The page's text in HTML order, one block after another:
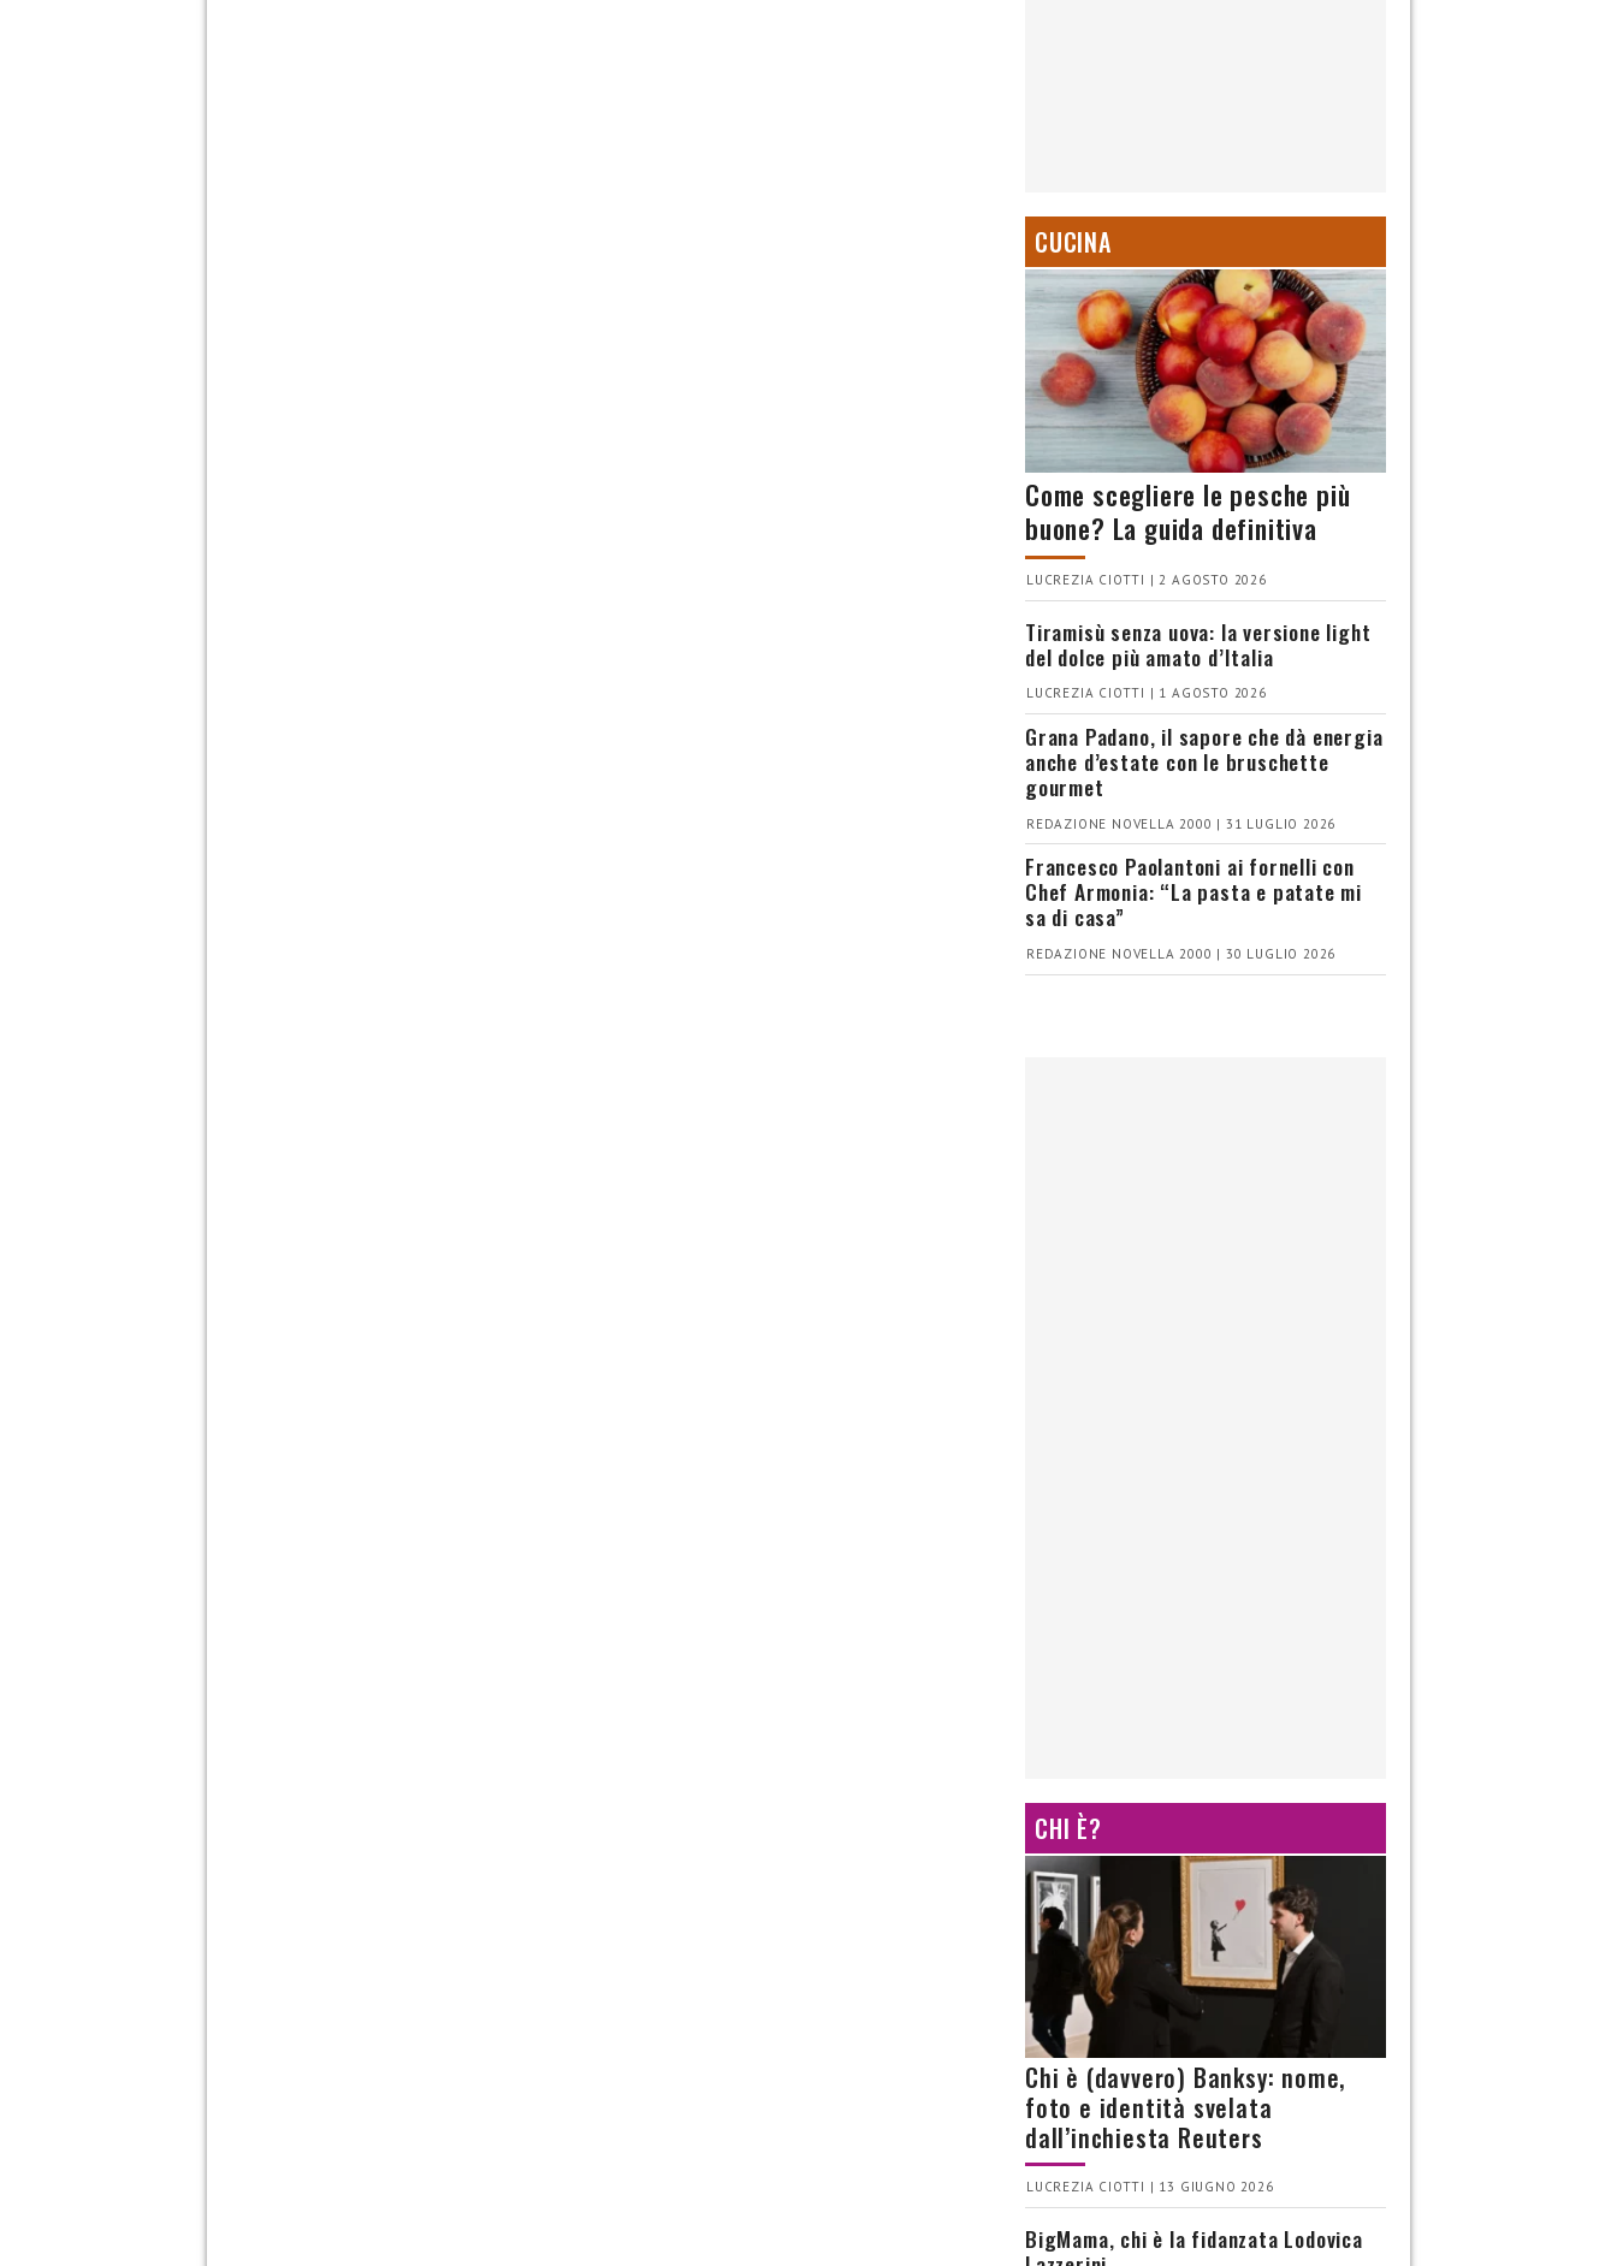
CUCINA
Come scegliere le pesche più
buone? La guida definitiva
LUCREZIA CIOTTI | 2 AGOSTO 2026
Tiramisù senza uova: la versione light
del dolce più amato d’Italia
LUCREZIA CIOTTI | 1 AGOSTO 2026
Grana Padano, il sapore che dà energia
anche d’estate con le bruschette
gourmet
REDAZIONE NOVELLA 2000 | 31 LUGLIO 2026
Francesco Paolantoni ai fornelli con
Chef Armonia: “La pasta e patate mi
sa di casa”
REDAZIONE NOVELLA 2000 | 30 LUGLIO 2026
CHI È?
Chi è (davvero) Banksy: nome,
foto e identità svelata
dall’inchiesta Reuters
LUCREZIA CIOTTI | 13 GIUGNO 2026
BigMama, chi è la fidanzata Lodovica